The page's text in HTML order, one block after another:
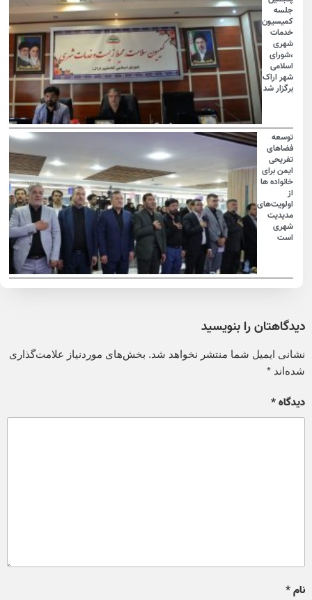
جلسه
کمیسیون
خدمات
شهری
،شورای
اسلامی
شهر اراک
برگزار شد
توسعه
فضاهای
تفریحی
ایمن برای
خانواده ها
اولویت‌های
مدیدیت
شهری
است
دیدگاهتان را بنویسید
نشانی ایمیل شما منتشر نخواهد شد. بخش‌های موردنیاز علامت‌گذاری
شده‌اند*
دیدگاه*
نام*